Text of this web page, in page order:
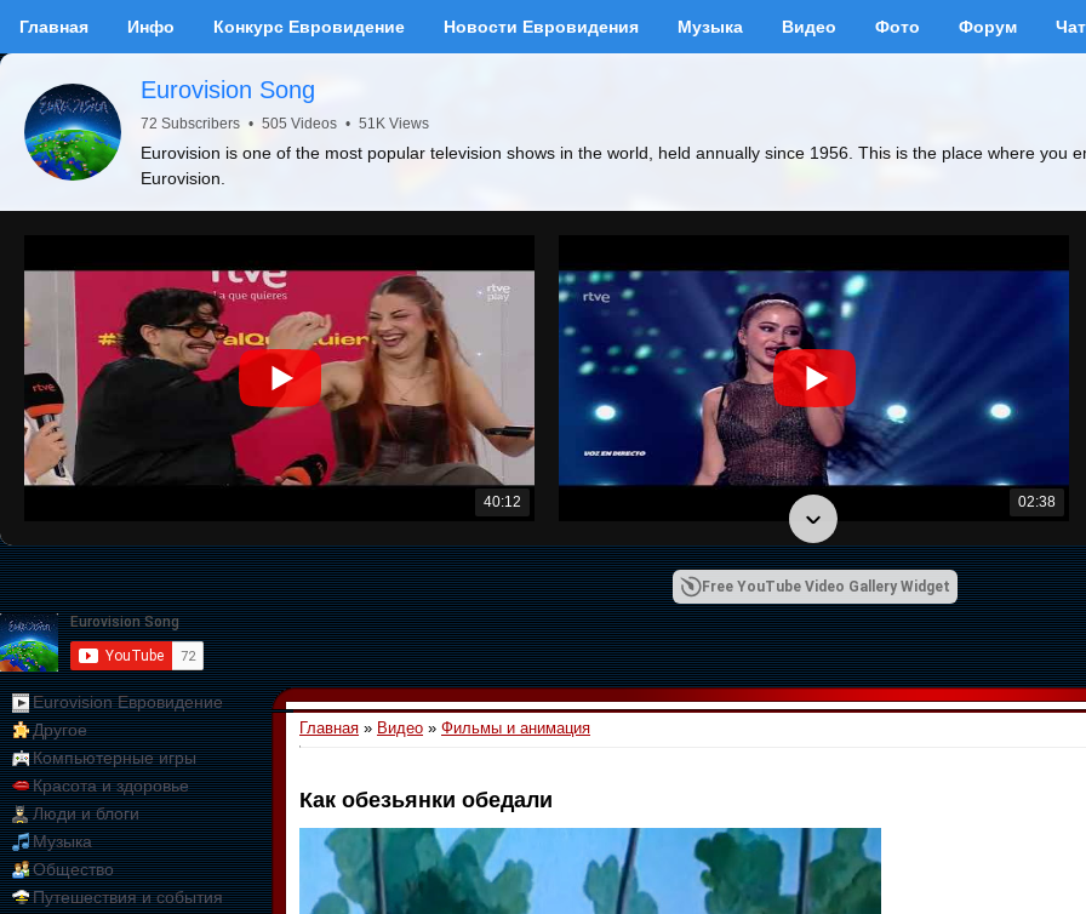
Главная Инфо Конкурс Евровидение Новости Евровидения Музыка Видео Фото Форум Чат
Eurovision Song
72 Subscribers • 505 Videos • 51K Views
Eurovision is one of the most popular television shows in the world, held annually since 1956. This is the place where you
Eurovision.
40:12 02:38
01:09:10
Free YouTube Video Gallery Widget
Eurovision Евровидение
Другое
Компьютерные игры
Красота и здоровье
Люди и блоги
Музыка
Общество
Путешествия и события
Главная » Видео » Фильмы и анимация
Как обезьянки обедали